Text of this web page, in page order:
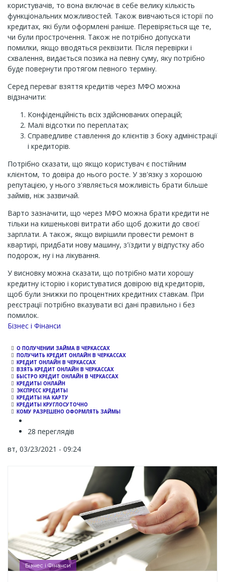
користувачів, то вона включає в себе велику кількість
функціональних можливостей. Також вивчаються історії по
кредитах, які були оформлені раніше. Перевіряється ще те,
чи були прострочення. Також не потрібно допускати
помилки, якщо вводяться реквізити. Після перевірки і
схвалення, видається позика на певну суму, яку потрібно
буде повернути протягом певного терміну.
Серед переваг взяття кредитів через МФО можна
відзначити:
Конфіденційність всіх здійснюваних операцій;
Малі відсотки по переплатах;
Справедливе ставлення до клієнтів з боку адміністрації
і кредиторів.
Потрібно сказати, що якщо користувач є постійним
клієнтом, то довіра до нього росте. У зв'язку з хорошою
репутацією, у нього з'являється можливість брати більше
займів, ніж зазвичай.
Варто зазначити, що через МФО можна брати кредити не
тільки на кишенькові витрати або щоб дожити до своєї
зарплати. А також, якщо вирішили провести ремонт в
квартирі, придбати нову машину, з'їздити у відпустку або
подорож, ну і на лікування.
У висновку можна сказати, що потрібно мати хорошу
кредитну історію і користуватися довірою від кредиторів,
щоб були знижки по процентних кредитних ставкам. При
реєстрації потрібно вказувати всі дані правильно і без
помилок.
Channel
Бізнес і Фінанси
О ПОЛУЧЕНИИ ЗАЙМА В ЧЕРКАССАХ
ПОЛУЧИТЬ КРЕДИТ ОНЛАЙН В ЧЕРКАССАХ
КРЕДИТ ОНЛАЙН В ЧЕРКАССАХ
ВЗЯТЬ КРЕДИТ ОНЛАЙН В ЧЕРКАССАХ
БЫСТРО КРЕДИТ ОНЛАЙН В ЧЕРКАССАХ
КРЕДИТЫ ОНЛАЙН
ЭКСПРЕСС КРЕДИТЫ
КРЕДИТЫ НА КАРТУ
КРЕДИТЫ КРУГЛОСУТОЧНО
КОМУ РАЗРЕШЕНО ОФОРМЛЯТЬ ЗАЙМЫ
28 переглядів
вт, 03/23/2021 - 09:24
Бізнес і Фінанси